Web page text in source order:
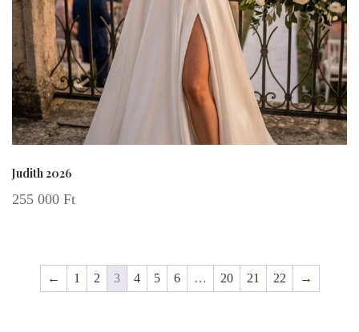
Judith 2026
255 000 Ft
← 1 2 3 4 5 6 … 20 21 22 →